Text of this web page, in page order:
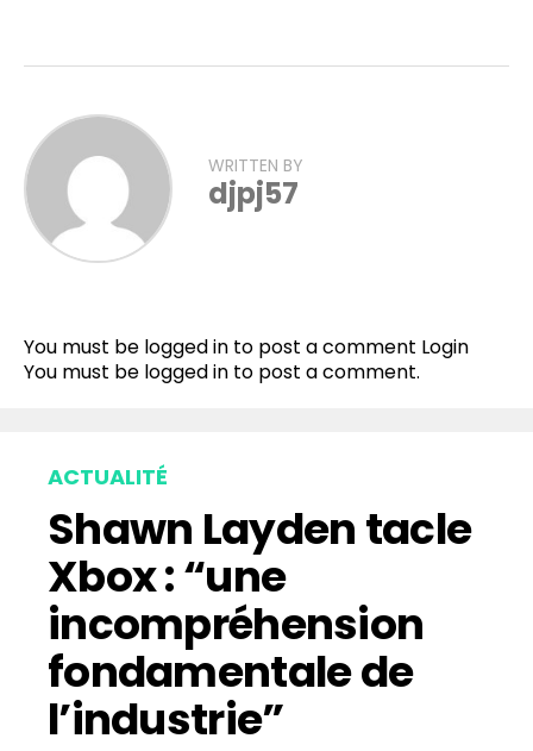
WRITTEN BY
djpj57
You must be logged in to post a comment Login
You must be logged in to post a comment.
ACTUALITÉ
Shawn Layden tacle
Xbox : “une
incompréhension
fondamentale de
l’industrie”
Pinterest